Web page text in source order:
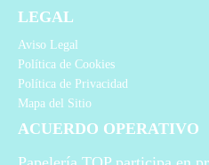
LEGAL
Aviso Legal
Política de Cookies
Política de Privacidad
Mapa del Sitio
ACUERDO OPERATIVO